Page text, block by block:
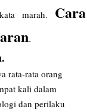
marah. Cara
.
rata-rata orang
kali dalam
dan perilaku